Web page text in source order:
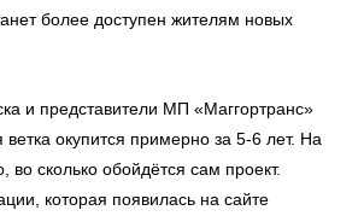
более доступен жителям новых
и представители МП «Маггортранс»
ветка окупится примерно за 5-6 лет. На
во сколько обойдётся сам проект.
которая появилась на сайте